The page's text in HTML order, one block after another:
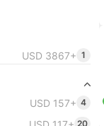
USD 3867+ 1
USD 157+ 4
20